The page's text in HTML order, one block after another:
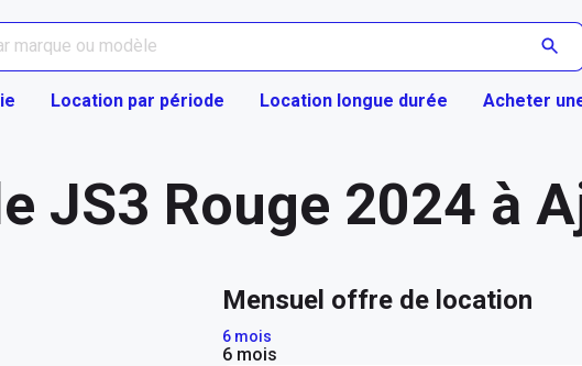
Location par période Location longue durée Acheter
JS3 Rouge 2024 à
mensuel offre de location
6 mois
6 mois